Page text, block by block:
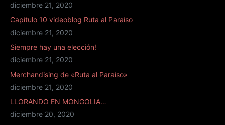
diciembre 21, 2020
Capítulo 10 videoblog Ruta al Paraíso
diciembre 21, 2020
Siempre hay una elección!
diciembre 21, 2020
Merchandising de «Ruta al Paraíso»
diciembre 21, 2020
LLORANDO EN MONGOLIA…
diciembre 20, 2020